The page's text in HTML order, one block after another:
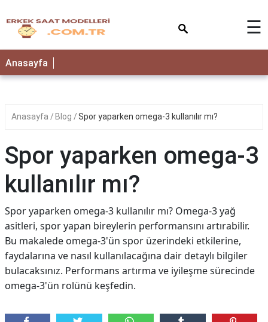
☰
Anasayfa
Anasayfa Blog Spor yaparken omega-3 kullanılır mı?
Spor yaparken omega-3
kullanılır mı?
Spor yaparken omega-3 kullanılır mı? Omega-3 yağ
asitleri, spor yapan bireylerin performansını artırabilir.
Bu makalede omega-3'ün spor üzerindeki etkilerine,
faydalarına ve nasıl kullanılacağına dair detaylı bilgiler
bulacaksınız. Performans artırma ve iyileşme sürecinde
omega-3'ün rolünü keşfedin.